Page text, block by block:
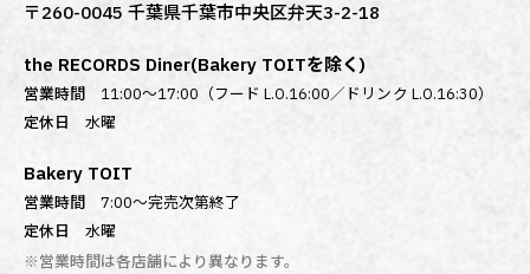
〒260-0045 千葉県千葉市中央区弁天3-2-18
the RECORDS Diner(Bakery TOITを除く)
営業時間 11:00～17:00（フード L.O.16:00／ドリンク L.O.16:30）
定休日水曜
Bakery TOIT
営業時間7:00〜完売次第終了
定休日水曜
※営業時間は各店舗により異なります。